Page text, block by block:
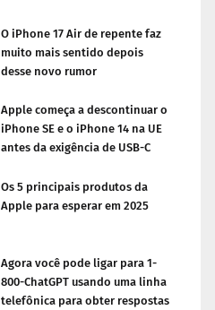
O iPhone 17 Air de repente faz
muito mais sentido depois
desse novo rumor
Apple começa a descontinuar o
iPhone SE e o iPhone 14 na UE
antes da exigência de USB-C
Os 5 principais produtos da
Apple para esperar em 2025
Agora você pode ligar para 1-
800-ChatGPT usando uma linha
telefônica para obter respostas